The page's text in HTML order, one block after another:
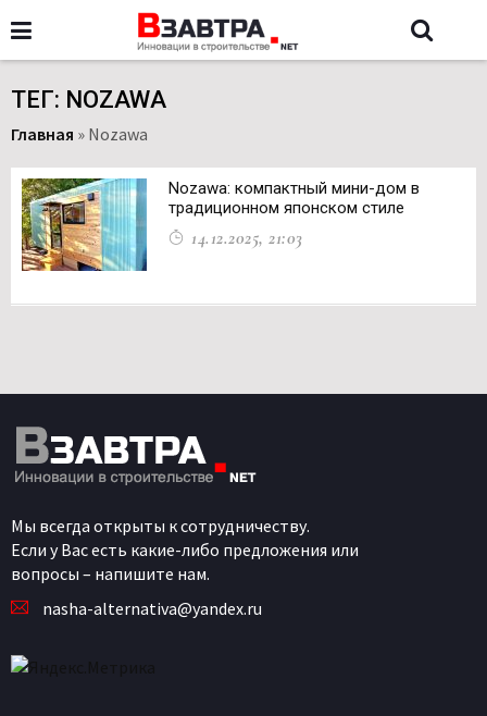
ТЕГ: NOZAWA
Главная » Nozawa
Nozawa: компактный мини-дом в
традиционном японском стиле
14.12.2025, 21:03
Мы всегда открыты к сотрудничеству.
Если у Вас есть какие-либо предложения или
вопросы – напишите нам.
nasha-alternativa@yandex.ru